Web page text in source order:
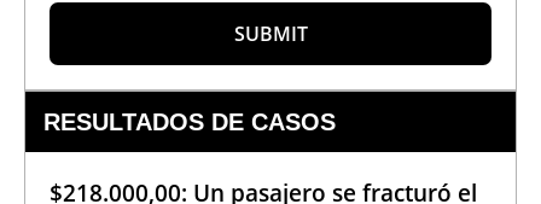
SUBMIT
RESULTADOS DE CASOS
$218.000,00: Un pasajero se fracturó el